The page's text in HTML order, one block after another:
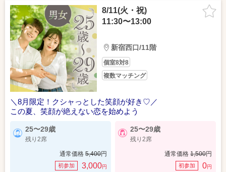
8/11(火・祝)
11:30〜13:00
新宿西口/11階
個室8対8
複数マッチング
＼8月限定！クシャっとした笑顔が好き♡／
この夏、笑顔が絶えない恋を始めよう
25〜29歳
残り2席
通常価格 5,400円
初参加 3,000円
25〜29歳
残り2席
通常価格 1,500円
初参加 0円